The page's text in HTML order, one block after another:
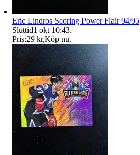
Eric Lindros Scoring Power Flair 94/95
Sluttid1 okt 10:43.
Pris:29 kr,Köp nu.